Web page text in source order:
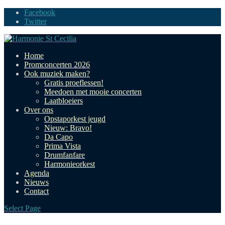
Facebook
Twitter
Home
Promconcerten 2026
Ook muziek maken?
Gratis proeflessen!
Meedoen met mooie concerten
Laatbloeiers
Over ons
Opstaporkest jeugd
Nieuw: Bravo!
Da Capo
Prima Vista
Drumfanfare
Harmonieorkest
Agenda
Nieuws
Contact
Select Page